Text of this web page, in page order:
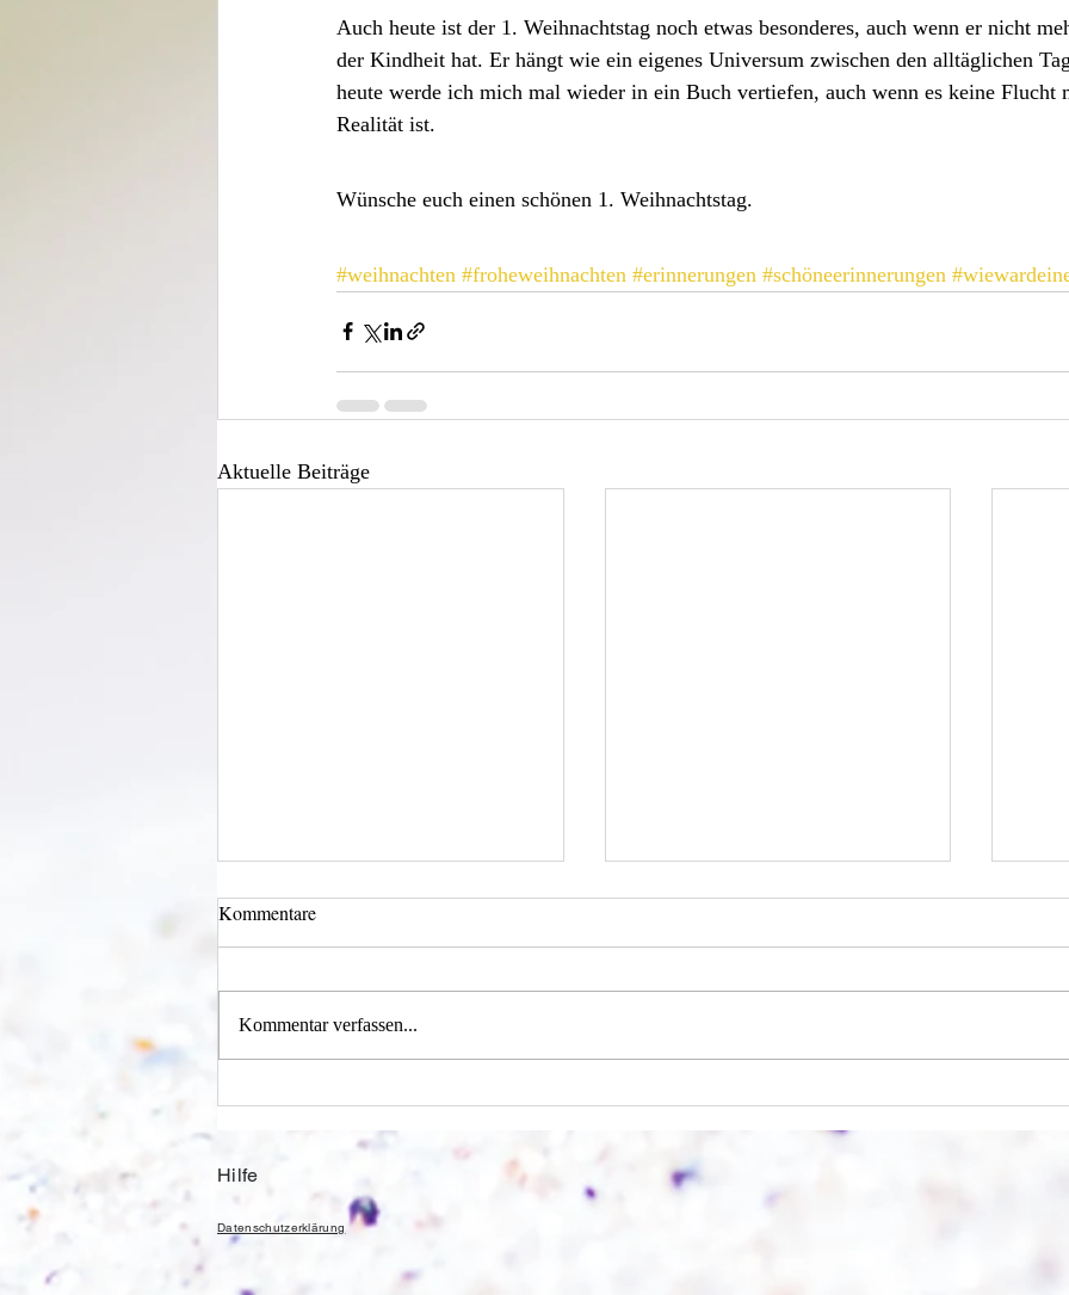
Auch heute ist der 1. Weihnachtstag noch etwas besonderes, auch wenn er nicht
der Kindheit hat. Er hängt wie ein eigenes Universum zwischen den alltäglichen
heute werde ich mich mal wieder in ein Buch vertiefen, auch wenn es keine Flucht
Realität ist.
Wünsche euch einen schönen 1. Weihnachtstag.
#weihnachten #froheweihnachten #erinnerungen #schöneerinnerungen
Aktuelle Beiträge
Licht und Schatten
Kommentare
Kommentar verfassen...
Hilfe
Datenschutzerklärung